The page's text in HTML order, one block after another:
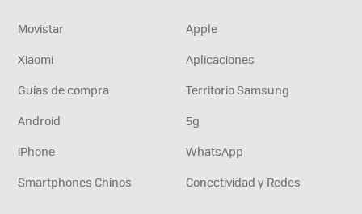
Movistar
Apple
Xiaomi
Aplicaciones
Guías de compra
Territorio Samsung
Android
5g
iPhone
WhatsApp
Smartphones Chinos
Conectividad y Redes